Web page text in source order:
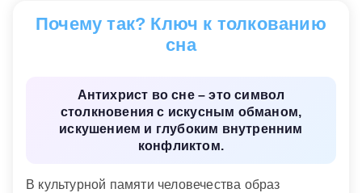
Сонник Гришиной
Почему так? Ключ к толкованию
сна
Антихрист во сне – это символ
столкновения с искусным обманом,
искушением и глубоким внутренним
конфликтом.
В культурной памяти человечества образ